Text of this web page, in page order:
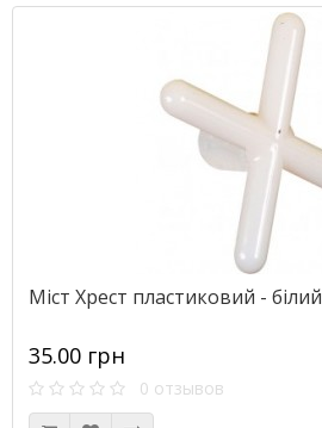
Міст Хрест пластиковий - білий
35.00 грн
0 отзывов